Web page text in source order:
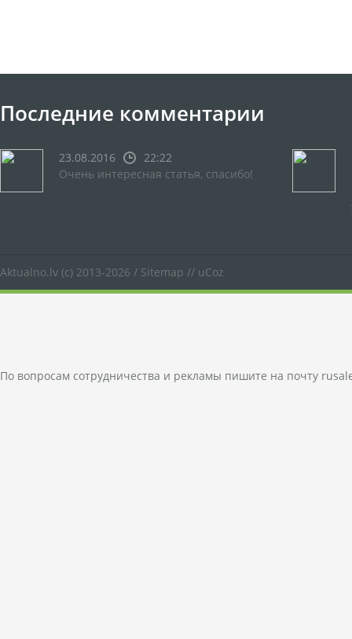
Последние комментарии
23.08.2016
22:22
Очень интересная статья, спасибо!
Aktualno.lv (c) 2013-2026 / Sitemap // uCoz
По вопросам сотрудничества и рекламы пишите на почту